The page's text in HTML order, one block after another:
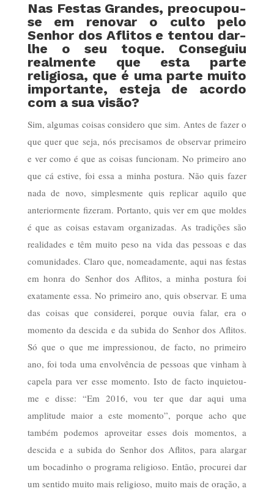
Nas Festas Grandes, preocupou-
se em renovar o culto pelo
Senhor dos Aflitos e tentou dar-
lhe o seu toque. Conseguiu
realmente que esta parte
religiosa, que é uma parte muito
importante, esteja de acordo
com a sua visão?
Sim, algumas coisas considero que sim. Antes de fazer o
que quer que seja, nós precisamos de observar primeiro
e ver como é que as coisas funcionam. No primeiro ano
que cá estive, foi essa a minha postura. Não quis fazer
nada de novo, simplesmente quis replicar aquilo que
anteriormente fizeram. Portanto, quis ver em que moldes
é que as coisas estavam organizadas. As tradições são
realidades e têm muito peso na vida das pessoas e das
comunidades. Claro que, nomeadamente, aqui nas festas
em honra do Senhor dos Aflitos, a minha postura foi
exatamente essa. No primeiro ano, quis observar. E uma
das coisas que considerei, porque ouvia falar, era o
momento da descida e da subida do Senhor dos Aflitos.
Só que o que me impressionou, de facto, no primeiro
ano, foi toda uma envolvência de pessoas que vinham à
capela para ver esse momento. Isto de facto inquietou-
me e disse: “Em 2016, vou ter que dar aqui uma
amplitude maior a este momento”, porque acho que
também podemos aproveitar esses dois momentos, a
descida e a subida do Senhor dos Aflitos, para alargar
um bocadinho o programa religioso. Então, procurei dar
um sentido muito mais religioso, muito mais de oração, a